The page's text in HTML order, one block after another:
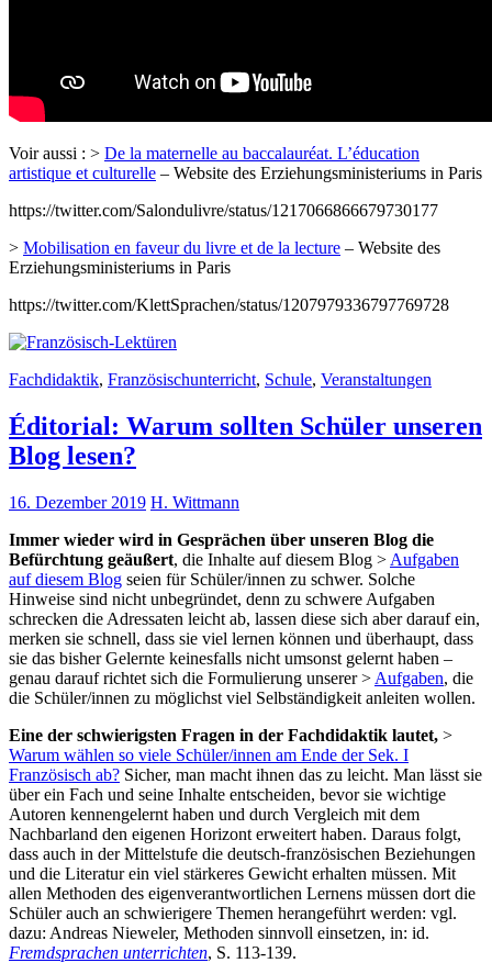
Voir aussi : > De la maternelle au baccalauréat. L’éducation
artistique et culturelle – Website des Erziehungsministeriums in Paris
https://twitter.com/Salondulivre/status/1217066866679730177
> Mobilisation en faveur du livre et de la lecture – Website des
Erziehungsministeriums in Paris
https://twitter.com/KlettSprachen/status/1207979336797769728
Fachdidaktik, Französischunterricht, Schule, Veranstaltungen
Éditorial: Warum sollten Schüler unseren
Blog lesen?
16. Dezember 2019 H. Wittmann
Immer wieder wird in Gesprächen über unseren Blog die
Befürchtung geäußert, die Inhalte auf diesem Blog > Aufgaben
auf diesem Blog seien für Schüler/innen zu schwer. Solche
Hinweise sind nicht unbegründet, denn zu schwere Aufgaben
schrecken die Adressaten leicht ab, lassen diese sich aber darauf ein,
merken sie schnell, dass sie viel lernen können und überhaupt, dass
sie das bisher Gelernte keinesfalls nicht umsonst gelernt haben –
genau darauf richtet sich die Formulierung unserer > Aufgaben, die
die Schüler/innen zu möglichst viel Selbständigkeit anleiten wollen.
Eine der schwierigsten Fragen in der Fachdidaktik lautet, >
Warum wählen so viele Schüler/innen am Ende der Sek. I
Französisch ab? Sicher, man macht ihnen das zu leicht. Man lässt sie
über ein Fach und seine Inhalte entscheiden, bevor sie wichtige
Autoren kennengelernt haben und durch Vergleich mit dem
Nachbarland den eigenen Horizont erweitert haben. Daraus folgt,
dass auch in der Mittelstufe die deutsch-französischen Beziehungen
und die Literatur ein viel stärkeres Gewicht erhalten müssen. Mit
allen Methoden des eigenverantwortlichen Lernens müssen dort die
Schüler auch an schwierigere Themen herangeführt werden: vgl.
dazu: Andreas Nieweler, Methoden sinnvoll einsetzen, in: id.
Fremdsprachen unterrichten, S. 113-139.